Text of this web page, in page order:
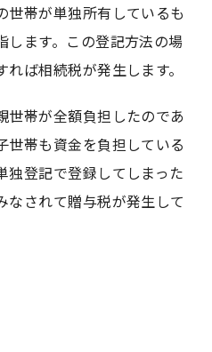
帯が単独所有しているも
ます。この登記方法の場
ば相続税が発生します。
世帯が全額負担したのであ
世帯も資金を負担している
独登記で登録してしまった
されて贈与税が発生して